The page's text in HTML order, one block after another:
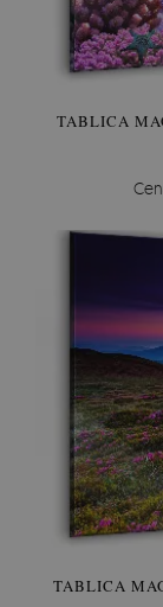
TABLICA
TABLICA